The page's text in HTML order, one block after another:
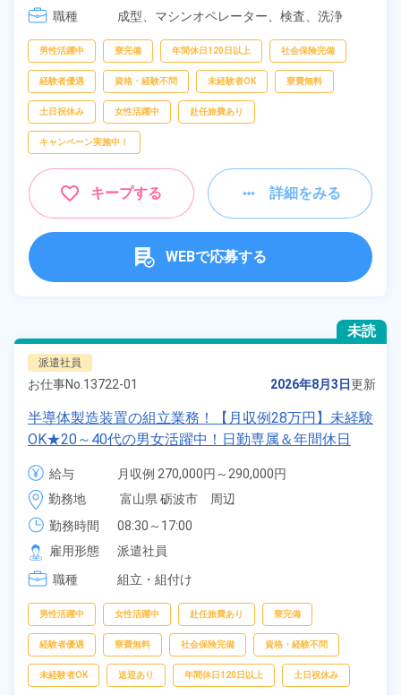
職種
成型、 マシンオペレーター、 検査、 洗浄
男性活躍中 寮完備 年間休日120日以上 社会保険完備
経験者優遇 資格・経験不問 未経験者OK 寮費無料
土日祝休み 女性活躍中 赴任旅費あり
キャンペーン実施中！
キープする 詳細をみる
WEBで応募する
未読
派遣社員
お仕事No. 13722-01 2026年8月3日更新
半導体製造装置の組立業務！【月収例28万円】未経験
OK★20～40代の男女活躍中！日勤専属＆年間休日
124日★お友達やカップルとの応募・同シフトOK！空
調完備で働きやすい★《富山県砺波市》
給与
月収例 270,000円～290,000円
時給 1,600円～1,600円
勤務地
富山県 砺波市　周辺
勤務時間
08:30～17:00
雇用形態
派遣社員
職種
組立・組付け
男性活躍中 女性活躍中 赴任旅費あり 寮完備
経験者優遇 寮費無料 社会保険完備 資格・経験不問
未経験者OK 送迎あり 年間休日120日以上 土日祝休み